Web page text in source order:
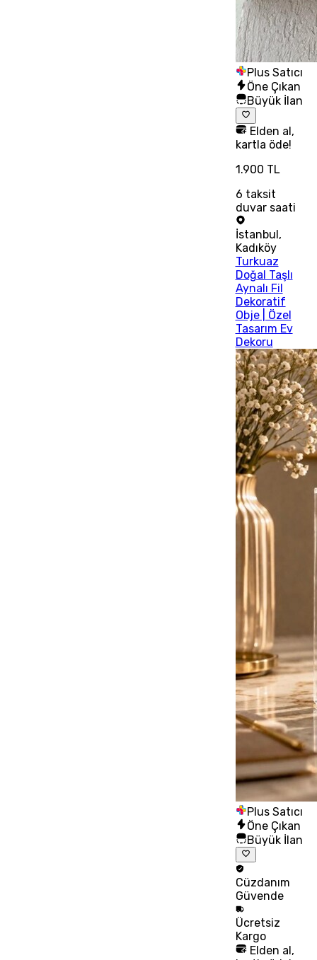
Plus Satıcı
Öne Çıkan
Büyük İlan
Elden al,
kartla öde!
1.900 TL
6 taksit
duvar saati
İstanbul,
Kadıköy
Turkuaz
Doğal Taşlı
Aynalı Fil
Dekoratif
Obje | Özel
Tasarım Ev
Dekoru
Plus Satıcı
Öne Çıkan
Büyük İlan
Cüzdanım
Güvende
Ücretsiz
Kargo
Elden al,